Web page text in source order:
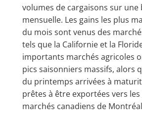
volumes de cargaisons sur une
mensuelle. Les gains les plus
du mois sont venus des
tels que la Californie et la
importants marchés agricoles
pics saisonniers massifs, alors
du printemps arrivées à
prêtes à être exportées vers
marchés canadiens de